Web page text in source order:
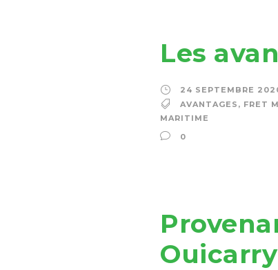
Les
24 SEPTEMBRE
AVANTAGES , FRET
MARITIME
0
Ouicarry